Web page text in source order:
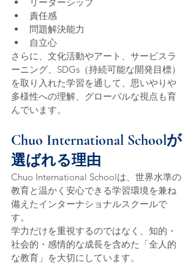
責任感
問題解決能力
自立心
さらに、文化活動やアート、サービスラ
ーニング、SDGs（持続可能な開発目標）
を取り入れた学習を通して、思いやりや
多様性への理解、グローバルな視点も育
んでいます。
Chuo International Schoolが
選ばれる理由
Chuo International Schoolは、世界水準の
教育と温かく安心できる学習環境を兼ね
備えたインターナショナルスクールで
す。
学力だけを重視するのではなく、知的・
社会的・感情的な成長を含めた「全人的
な教育」を大切にしています。